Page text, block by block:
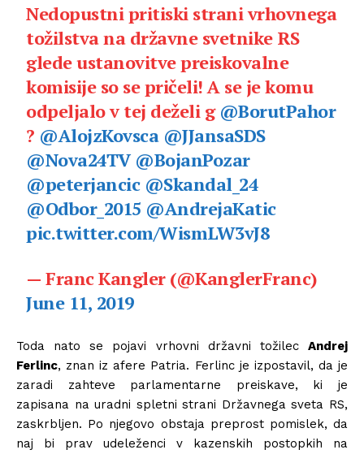
Nedopustni pritiski strani vrhovnega
tožilstva na državne svetnike RS
glede ustanovitve preiskovalne
komisije so se pričeli! A se je komu
odpeljalo v tej deželi g @BorutPahor
? @AlojzKovsca @JJansaSDS
@Nova24TV @BojanPozar
@peterjancic @Skandal_24
@Odbor_2015 @AndrejaKatic
pic.twitter.com/WismLW3vJ8
— Franc Kangler (@KanglerFranc)
June 11, 2019
Toda nato se pojavi vrhovni državni tožilec Andrej
Ferlinc, znan iz afere Patria. Ferlinc je izpostavil, da je
zaradi zahteve parlamentarne preiskave, ki je
zapisana na uradni spletni strani Državnega sveta RS,
zaskrbljen. Po njegovo obstaja preprost pomislek, da
naj bi prav udeleženci v kazenskih postopkih na